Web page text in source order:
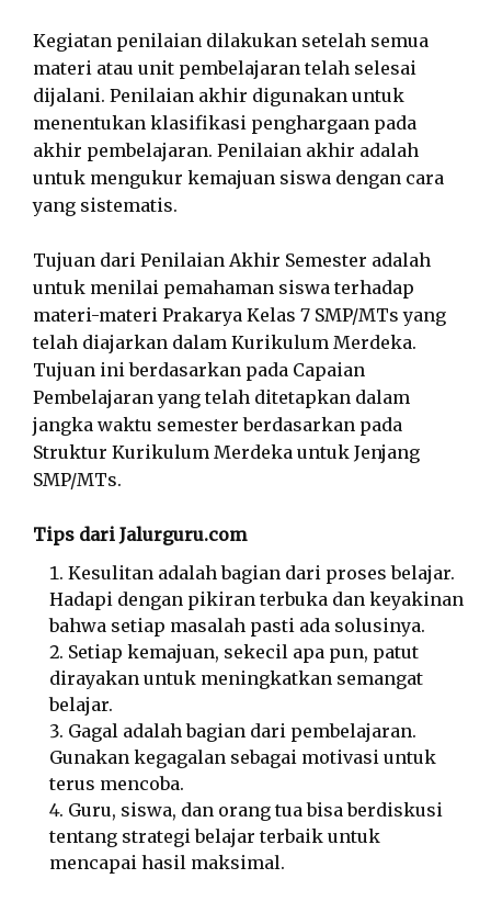
Kegiatan penilaian dilakukan setelah semua
materi atau unit pembelajaran telah selesai
dijalani. Penilaian akhir digunakan untuk
menentukan klasifikasi penghargaan pada
akhir pembelajaran. Penilaian akhir adalah
untuk mengukur kemajuan siswa dengan cara
yang sistematis.
Tujuan dari Penilaian Akhir Semester adalah
untuk menilai pemahaman siswa terhadap
materi-materi Prakarya Kelas 7 SMP/MTs yang
telah diajarkan dalam Kurikulum Merdeka.
Tujuan ini berdasarkan pada Capaian
Pembelajaran yang telah ditetapkan dalam
jangka waktu semester berdasarkan pada
Struktur Kurikulum Merdeka untuk Jenjang
SMP/MTs.
Tips dari Jalurguru.com
Kesulitan adalah bagian dari proses belajar.
Hadapi dengan pikiran terbuka dan keyakinan
bahwa setiap masalah pasti ada solusinya.
Setiap kemajuan, sekecil apa pun, patut
dirayakan untuk meningkatkan semangat
belajar.
Gagal adalah bagian dari pembelajaran.
Gunakan kegagalan sebagai motivasi untuk
terus mencoba.
Guru, siswa, dan orang tua bisa berdiskusi
tentang strategi belajar terbaik untuk
mencapai hasil maksimal.